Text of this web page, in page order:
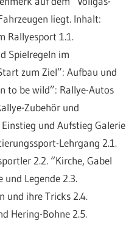
liegt. Inhalt:
Rallyesport 1.1.
Spielregeln im
zum Ziel”: Aufbau und
to be wild”: Rallye-Autos
Zubehör und
und Aufstieg Galerie
Lehrgang 2.1.
2.2. “Kirche, Gabel
Legende 2.3.
und ihre Tricks 2.4.
Hering-Bohne 2.5.